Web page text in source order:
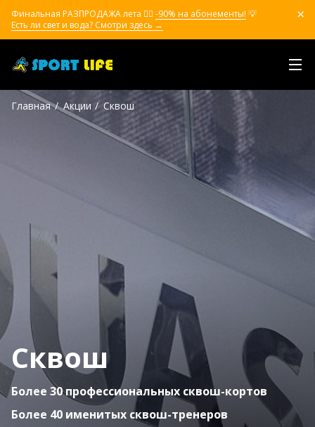
Финальная РАЗПРОДАЖА лета ❤️‍🔥 -90% на абонементы! 💡
Есть ли свет и вода? Смотри здесь →
Главная Акции Сквош
Сквош
Более 30 профессиональных сквош-кортов
Более 40 именитых сквош-тренеров